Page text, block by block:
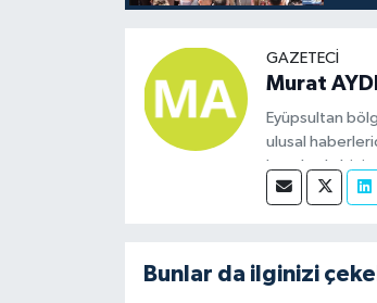
GAZETECI
Murat
Eyüpsultan
ulusal
konularda
Bunlar da ilginizi